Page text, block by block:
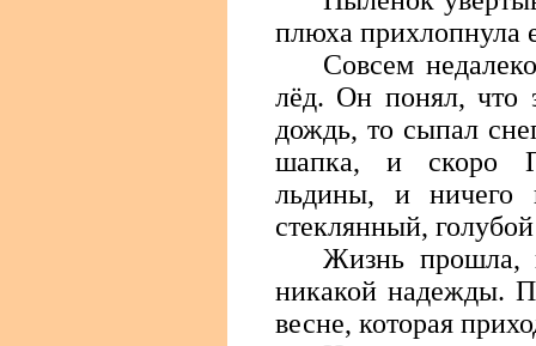
плюха прихлопнула
Совсем
лёд. Он понял,
дождь, то сыпал
шапка, и скоро
льдины, и
стеклянный,
Жизнь прошла,
никакой надежды.
весне, которая